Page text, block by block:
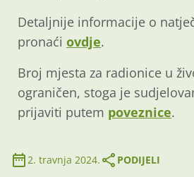
Detaljnije informacije o
pronaći ovdje.
Broj mjesta za radionice u
ograničen, stoga je
prijaviti putem poveznice.
2. travnja 2024. PODIJELI